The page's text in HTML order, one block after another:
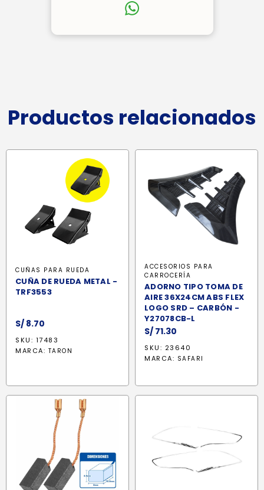
Productos relacionados
CUÑAS PARA RUEDA
CUÑA DE RUEDA METAL -
TRF3553
S/ 8.70
SKU: 17483
MARCA: TARON
ACCESORIOS PARA
CARROCERÍA
ADORNO TIPO TOMA DE
AIRE 36X24CM ABS FLEX
LOGO SRD – CARBÓN -
Y27078CB-L
S/ 71.30
SKU: 23640
MARCA: SAFARI